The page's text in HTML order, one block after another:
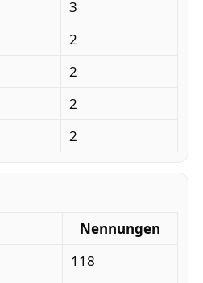
3
2
2
2
2
Nennungen
118